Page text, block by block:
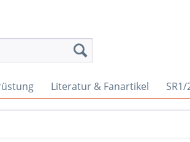
Literatur & Fanartikel SR1/